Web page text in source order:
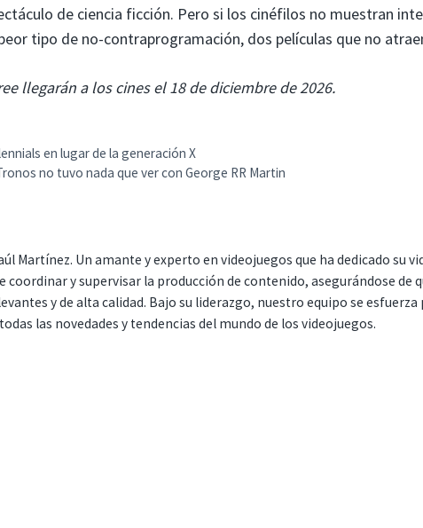
de ciencia ficción. Pero si los cinéfilos no muestran
tipo de no-contraprogramación, dos películas que no
llegarán a los cines el 18 de diciembre de 2026.
en lugar de la generación X
no tuvo nada que ver con George RR Martin
Martínez. Un amante y experto en videojuegos que ha dedicado su
coordinar y supervisar la producción de contenido, asegurándose de
y de alta calidad. Bajo su liderazgo, nuestro equipo se esfuerza
las novedades y tendencias del mundo de los videojuegos.